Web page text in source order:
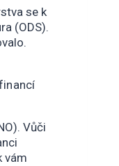
se k
(ODS).
Vůči
vám